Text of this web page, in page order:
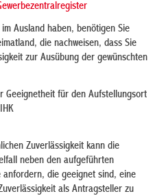
Ausland haben, benötigen Sie
die nachweisen, dass Sie
zur Ausübung der gewünschten
Geeignetheit für den Aufstellungsort
Zuverlässigkeit kann die
neben den aufgeführten
anfordern, die geeignet sind, eine
als Antragsteller zu